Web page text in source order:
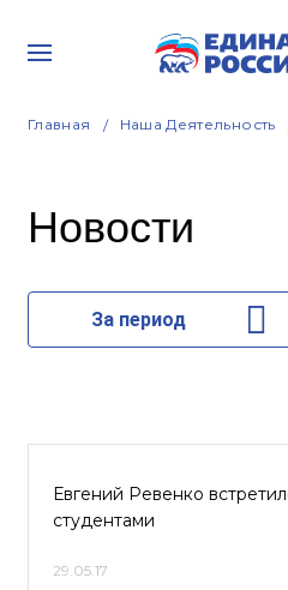
Главная Наша Деятельность
Новости
За период
Евгений Ревенко
студентами
29.05.17